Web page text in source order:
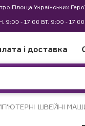
Площа Українських
9:00 - 17:00 ВТ. 9:00 -
і доставка
ШВЕЙНІ